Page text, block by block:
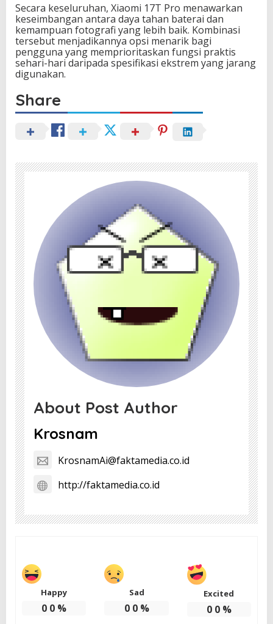
Secara keseluruhan, Xiaomi 17T Pro menawarkan
keseimbangan antara daya tahan baterai dan
kemampuan fotografi yang lebih baik. Kombinasi
tersebut menjadikannya opsi menarik bagi
pengguna yang memprioritaskan fungsi praktis
sehari-hari daripada spesifikasi ekstrem yang jarang
digunakan.
Share
About Post Author
Krosnam
KrosnamAi@faktamedia.co.id
http://faktamedia.co.id
Happy
0 0 %
Sad
0 0%
Excited
0 0%